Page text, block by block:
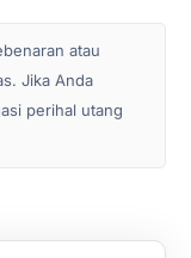
atau
Jika Anda
perihal utang